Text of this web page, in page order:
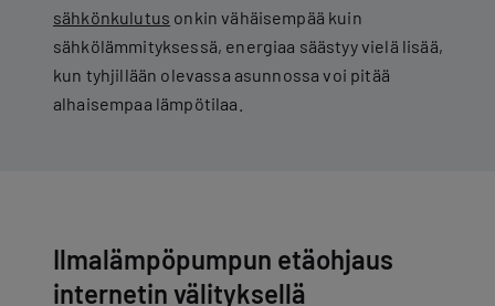
sähkönkulutus onkin vähäisempää kuin
sähkölämmityksessä, energiaa säästyy vielä lisää,
kun tyhjillään olevassa asunnossa voi pitää
alhaisempaa lämpötilaa.
Ilmalämpöpumpun etäohjaus
internetin välityksellä